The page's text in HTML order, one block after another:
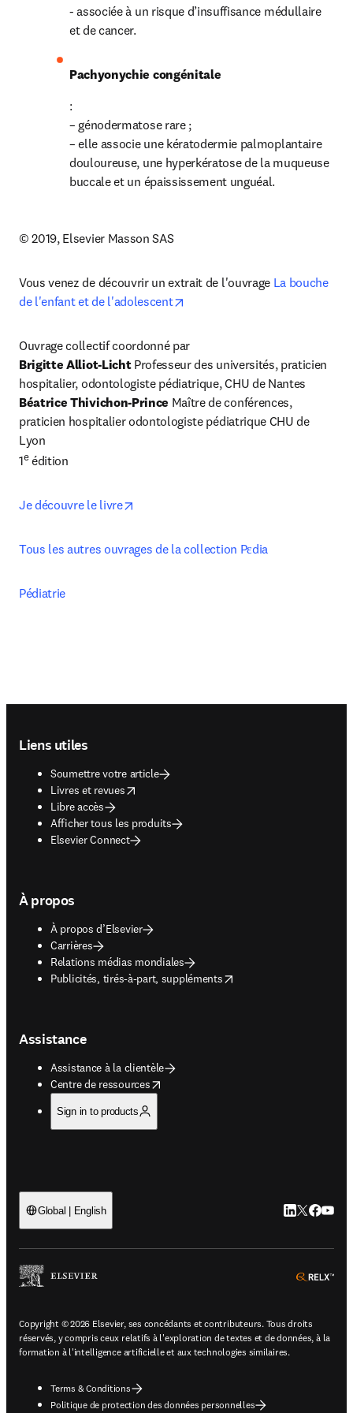
- associée à un risque d’insuffisance médullaire
et de cancer.
Pachyonychie congénitale
:
– génodermatose rare ;
– elle associe une kératodermie palmoplantaire
douloureuse, une hyperkératose de la muqueuse
buccale et un épaississement unguéal.
© 2019, Elsevier Masson SAS
Vous venez de découvrir un extrait de l'ouvrage La bouche
de l'enfant et de l'adolescent
Brigitte Alliot-Licht Professeur des universités, praticien
Béatrice Thivichon-Prince Maître de conférences,
praticien hospitalier odontologiste pédiatrique CHU de
Lyon
1e édition
Je découvre le livre
Tous les autres ouvrages de la collection Pεdia
Pédiatrie
Liens utiles
Soumettre votre article
Livres et revues
opens in new tab/window
Libre accès
Afficher tous les produits
Elsevier Connect
À propos
À propos d’Elsevier
Carrières
Relations médias mondiales
Publicités, tirés-à-part, suppléments
opens in new tab/window
Assistance
Assistance à la clientèle
Centre de ressources
opens in new tab/window
Sign in to products
Global | English LinkedIn
Twitter
Copyright © 2026 Elsevier, ses concédants et contributeurs. Tous droits
réservés, y compris ceux relatifs à l'exploration de textes et de données, à la
formation à l'intelligence artificielle et aux technologies similaires.
Terms & Conditions
Politique de protection des données personnelles